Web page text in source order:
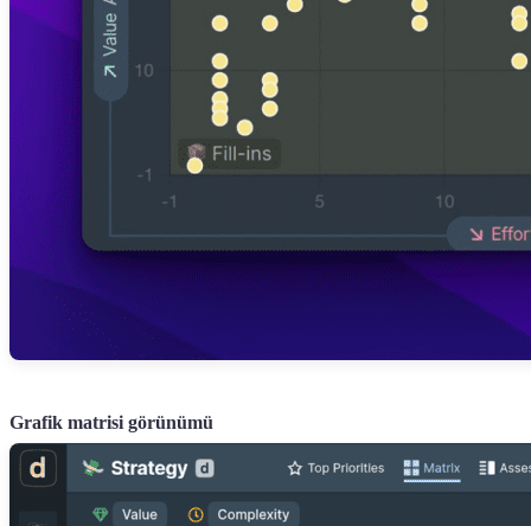
Grafik matrisi görünümü